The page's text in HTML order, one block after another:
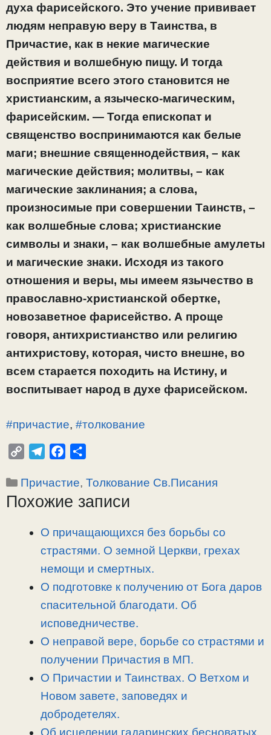
духа фарисейского. Это учение прививает
людям неправую веру в Таинства, в
Причастие, как в некие магические
действия и волшебную пищу. И тогда
восприятие всего этого становится не
христианским, а языческо-магическим,
фарисейским. — Тогда епископат и
священство воспринимаются как белые
маги; внешние священнодействия, – как
магические действия; молитвы, – как
магические заклинания; а слова,
произносимые при совершении Таинств, –
как волшебные слова; христианские
символы и знаки, – как волшебные амулеты
и магические знаки. Исходя из такого
отношения и веры, мы имеем язычество в
православно-христианской обертке,
новозаветное фарисейство. А проще
говоря, антихристианство или религию
антихристову, которая, чисто внешне, во
всем старается походить на Истину, и
воспитывает народ в духе фарисейском.
#причастие, #толкование
p
y
l
e
r
c
e
o
п
р
в
Рубрики
Причастие,Толкование Св.Писания
Похожие записи
О причащающихся без борьбы со
страстями. О земной Церкви, грехах
немощи и смертных.
О подготовке к получению от Бога даров
спасительной благодати. Об
исповедничестве.
О неправой вере, борьбе со страстями и
получении Причастия в МП.
О Причастии и Таинствах. О Ветхом и
Новом завете, заповедях и
добродетелях.
Об исцелении гадаринских бесноватых.